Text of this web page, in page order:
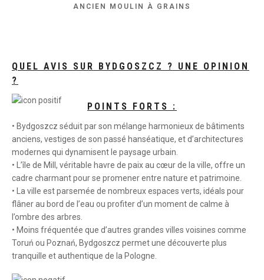
ANCIEN MOULIN À GRAINS
QUEL AVIS SUR BYDGOSZCZ ? UNE OPINION
?
POINTS FORTS :
• Bydgoszcz séduit par son mélange harmonieux de bâtiments
anciens, vestiges de son passé hanséatique, et d’architectures
modernes qui dynamisent le paysage urbain.
• L’île de Mill, véritable havre de paix au cœur de la ville, offre un
cadre charmant pour se promener entre nature et patrimoine.
• La ville est parsemée de nombreux espaces verts, idéals pour
flâner au bord de l’eau ou profiter d’un moment de calme à
l’ombre des arbres.
• Moins fréquentée que d’autres grandes villes voisines comme
Toruń ou Poznań, Bydgoszcz permet une découverte plus
tranquille et authentique de la Pologne.